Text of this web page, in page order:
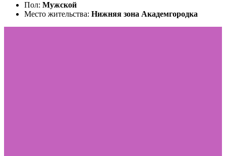
Пол: Мужской
Место жительства: Нижняя зона Академгородка